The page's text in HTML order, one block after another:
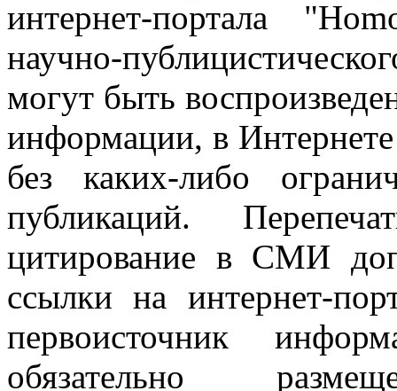
интернет-портала
научно-
могут быть
информации, в
без каких-либо
публикаций.
цитирование в СМИ
ссылки на интернет-
первоисточник
обязательно